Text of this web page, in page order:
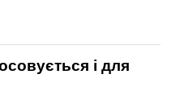
і для